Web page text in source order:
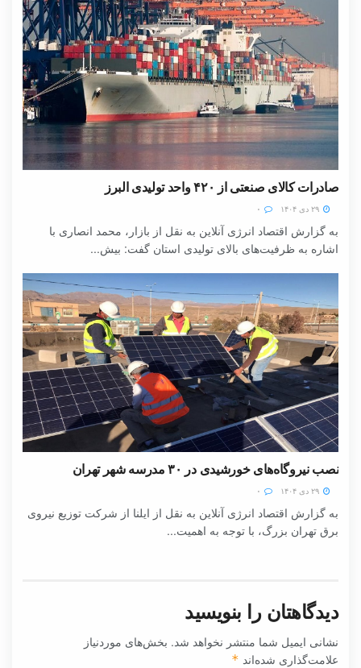
صادرات کالای صنعتی از ۴۲۰ واحد تولیدی البرز
به گزارش اقتصاد انرژی آنلاین به نقل از بازار، محمد انصاری با
اشاره به ظرفیت‌های بالای تولیدی استان گفت: بیش...
نصب نیروگاه‌های خورشیدی در ۳۰ مدرسه شهر تهران
به گزارش اقتصاد انرژی آنلاین به نقل از ایلنا از شرکت توزیع نیروی
برق تهران بزرگ، با توجه به اهمیت...
دیدگاهتان را بنویسید
نشانی ایمیل شما منتشر نخواهد شد. بخش‌های موردنیاز
علامت‌گذاری شده‌اند *